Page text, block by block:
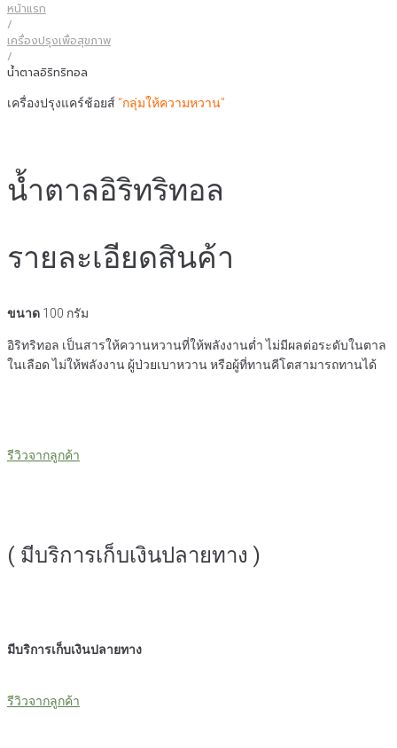
หน้าแรก
/
เครื่องปรุงเพื่อสุขภาพ
/
น้ำตาลอิริทริทอล
เครื่องปรุงแคร์ช้อยส์ “กลุ่มให้ความหวาน”
น้ำตาลอิริทริทอล
รายละเอียดสินค้า
ขนาด 100 กรัม
อิริทริทอล เป็นสารให้ควานหวานที่ให้พลังงานต่ำ ไม่มีผลต่อระดับในตาล
ในเลือด ไม่ให้พลังงาน ผู้ป่วยเบาหวาน หรือผู้ที่ทานคีโตสามารถทานได้
รีวิวจากลูกค้า
( มีบริการเก็บเงินปลายทาง )
มีบริการเก็บเงินปลายทาง
รีวิวจากลูกค้า